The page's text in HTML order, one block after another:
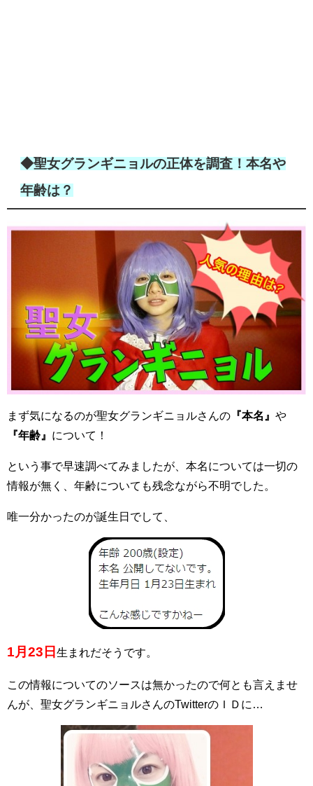
◆聖女グランギニョルの正体を調査！本名や
年齢は？
まず気になるのが聖女グランギニョルさんの 『本名』 や
『年齢』 について！
という事で早速調べてみましたが、本名については一切の
情報が無く、年齢についても残念ながら不明でした。
唯一分かったのが誕生日でして、
1月23日 生まれだそうです。
この情報についてのソースは無かったので何とも言えませ
んが、聖女グランギニョルさんのTwitterのＩＤに…